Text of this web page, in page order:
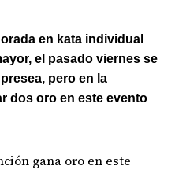
en kata individual
el pasado viernes se
pero en la
dos oro en este evento
gana oro en este